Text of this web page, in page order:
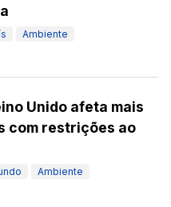
Ambiente
Unido afeta mais
com restrições ao
Ambiente